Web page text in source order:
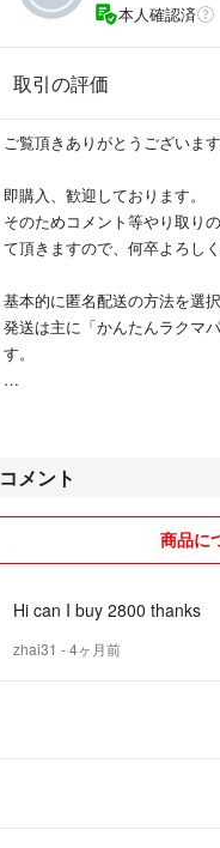
本人確認済
取引の評価
ご覧頂きありがとうございます
即購入、歓迎しております。
そのためコメント等やり取り
て頂きますので、何卒よろし
基本的に匿名配送の方法を選択
発送は主に「かんたんラクマ
す。
コメント
商品に
Hi can I buy 2800 thanks
zhai31 - 4ヶ月前